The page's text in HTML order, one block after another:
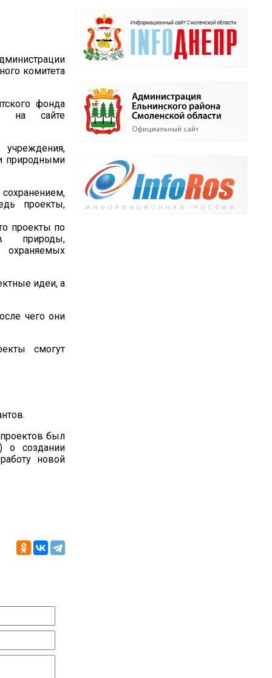
комитета
фонда
на сайте
природными
проекты,
проекты по
природы,
охраняемых
идеи, а
чего они
смогут
был
о создании
новой